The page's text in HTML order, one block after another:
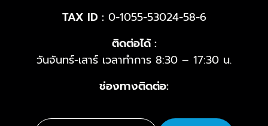
TAX ID :0-1055-53024-58-6
ติดต่อได้ :
วันจันทร์-เสาร์ เวลาทำการ 8:30 – 17:30 น.
ช่องทางติดต่อ: